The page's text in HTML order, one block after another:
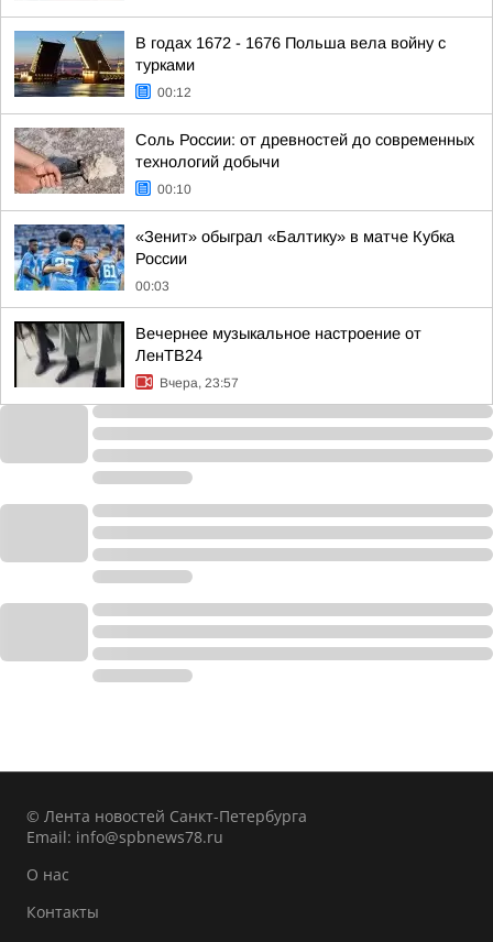
В годах 1672 - 1676 Польша вела войну с
турками
00:12
Соль России: от древностей до современных
технологий добычи
00:10
«Зенит» обыграл «Балтику» в матче Кубка
России
00:03
Вечернее музыкальное настроение от
ЛенТВ24
Вчера, 23:57
© Лента новостей Санкт-Петербурга
Email: info@spbnews78.ru
О нас
Контакты